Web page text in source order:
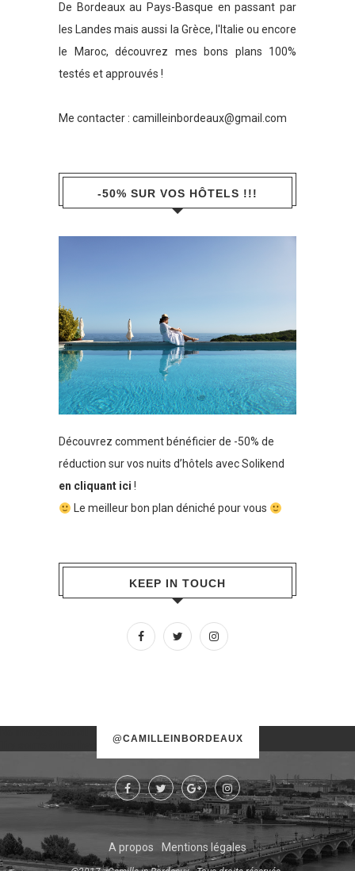
De Bordeaux au Pays-Basque en passant par
les Landes mais aussi la Grèce, l'Italie ou encore
le Maroc, découvrez mes bons plans 100%
testés et approuvés !
Me contacter : camilleinbordeaux@gmail.com
-50% SUR VOS HÔTELS !!!
Découvrez comment bénéficier de -50% de
réduction sur vos nuits d’hôtels avec Solikend
en cliquant ici !
Le meilleur bon plan déniché pour vous
KEEP IN TOUCH
@CAMILLEINBORDEAUX
Try some other hashtag or username
A propos Mentions légales